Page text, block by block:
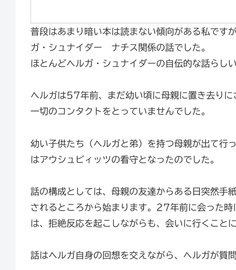
普段はあまり暗い本は読まない傾向がある私です
ガ・シュナイダー ナチス関係の話でした。
ほとんどヘルガ・シュナイダーの自伝的な話らしい
ヘルガは57年前、まだ幼い頃に母親に置き去り
一切のコンタクトをとっていませんでした。
幼い子供たち（ヘルガと弟）を持つ母親が出て行
はアウシュビィッツの看守となったのでした。
話の構成としては、母親の友達からある日突然手
されるところから始まります。27年前に会った
は、拒絶反応を起こしながらも、会いに行くこと
話はヘルガ自身の回想を交えながら、ヘルガが質